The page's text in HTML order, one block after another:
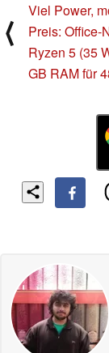
⟨
Viel Power,
Preis: Office-
Ryzen 5 (35
GB RAM für